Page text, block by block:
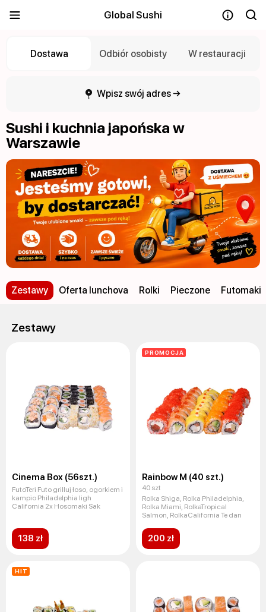
Global Sushi
Dostawa Odbiór osobisty W restauracji
Wpisz swój adres →
Sushi i kuchnia japońska w
Warszawie
Zestawy Oferta lunchova Rolki Pieczone Futomaki
Zestawy
Cinema Box (56szt.)
FutoTeri Futo grilluj łoso, ogorkiem i
kampio Philadelphia ligh
California 2x Hosomaki Sak
138 zł
PROMOCJA
Rainbow M (40 szt.)
40 szt
Rolka Shiga, Rolka Philadelphia,
Rolka Miami, RolkaTropical
Salmon, RolkaCalifornia Te dan
200 zł
HIT